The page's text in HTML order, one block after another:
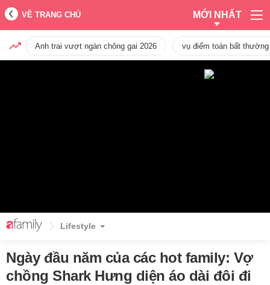
VỀ TRANG CHỦ MỚI NHẤT
Anh trai vượt ngàn chông gai 2026 vụ điểm toán bất
Lifestyle
Ngày đầu năm của các hot family: Vợ
chồng Shark Hưng diện áo dài đôi đi